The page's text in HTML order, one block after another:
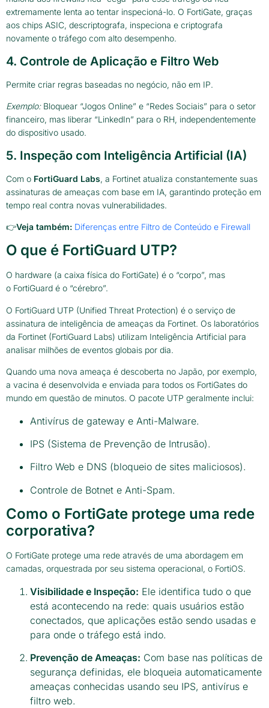
extremamente lenta ao tentar inspecioná-lo. O FortiGate, graças
aos chips ASIC, descriptografa, inspeciona e criptografa
novamente o tráfego com alto desempenho.
4. Controle de Aplicação e Filtro Web
Permite criar regras baseadas no negócio, não em IP.
Exemplo:Bloquear “Jogos Online” e “Redes Sociais” para o setor
financeiro, mas liberar “LinkedIn” para o RH, independentemente
do dispositivo usado.
5. Inspeção com Inteligência Artificial (IA)
Com o FortiGuard Labs, a Fortinet atualiza constantemente suas
assinaturas de ameaças com base em IA, garantindo proteção em
tempo real contra novas vulnerabilidades.
👉Veja também: Diferenças entre Filtro de Conteúdo e Firewall
O que é FortiGuard UTP?
O hardware (a caixa física do FortiGate) é o “corpo”, mas
o FortiGuard é o “cérebro”.
O FortiGuard UTP (Unified Threat Protection) é o serviço de
assinatura de inteligência de ameaças da Fortinet. Os laboratórios
da Fortinet (FortiGuard Labs) utilizam Inteligência Artificial para
analisar milhões de eventos globais por dia.
Quando uma nova ameaça é descoberta no Japão, por exemplo,
a vacina é desenvolvida e enviada para todos os FortiGates do
mundo em questão de minutos. O pacote UTP geralmente inclui:
Antivírus de gateway e Anti-Malware.
IPS (Sistema de Prevenção de Intrusão).
Filtro Web e DNS (bloqueio de sites maliciosos).
Controle de Botnet e Anti-Spam.
Como o FortiGate protege uma rede
corporativa?
O FortiGate protege uma rede através de uma abordagem em
camadas, orquestrada por seu sistema operacional, o FortiOS.
Visibilidade e Inspeção: Ele identifica tudo o que
está acontecendo na rede: quais usuários estão
conectados, que aplicações estão sendo usadas e
para onde o tráfego está indo.
Prevenção de Ameaças: Com base nas políticas de
segurança definidas, ele bloqueia automaticamente
ameaças conhecidas usando seu IPS, antivírus e
filtro web.